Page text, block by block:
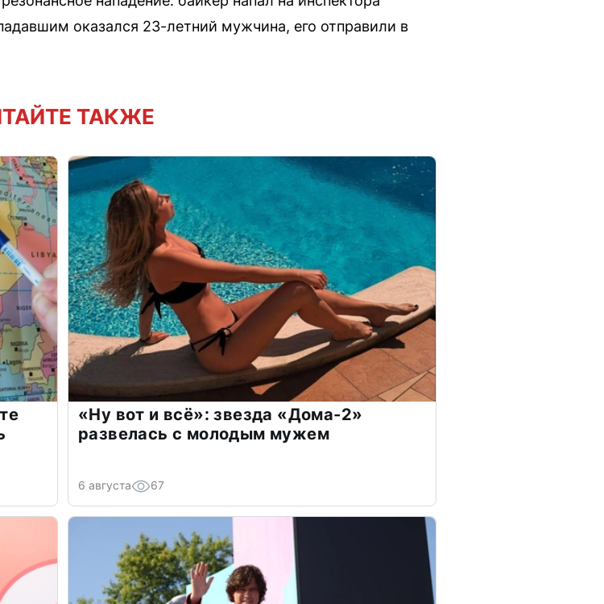
оказался 23-летний мужчина, его отправили в
ТАКЖЕ
«Ну вот и всё»: звезда «Дома-2»
развелась с молодым мужем
6 августа 67